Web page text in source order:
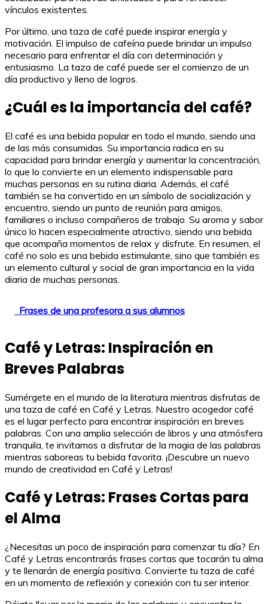
vínculos existentes.
Por último, una taza de café puede inspirar energía y
motivación. El impulso de cafeína puede brindar un impulso
necesario para enfrentar el día con determinación y
entusiasmo. La taza de café puede ser el comienzo de un
día productivo y lleno de logros.
¿Cuál es la importancia del café?
El café es una bebida popular en todo el mundo, siendo una
de las más consumidas. Su importancia radica en su
capacidad para brindar energía y aumentar la concentración,
lo que lo convierte en un elemento indispensable para
muchas personas en su rutina diaria. Además, el café
también se ha convertido en un símbolo de socialización y
encuentro, siendo un punto de reunión para amigos,
familiares o incluso compañeros de trabajo. Su aroma y sabor
único lo hacen especialmente atractivo, siendo una bebida
que acompaña momentos de relax y disfrute. En resumen, el
café no solo es una bebida estimulante, sino que también es
un elemento cultural y social de gran importancia en la vida
diaria de muchas personas.
Frases de una profesora a sus alumnos
Café y Letras: Inspiración en
Breves Palabras
Sumérgete en el mundo de la literatura mientras disfrutas de
una taza de café en Café y Letras. Nuestro acogedor café
es el lugar perfecto para encontrar inspiración en breves
palabras. Con una amplia selección de libros y una atmósfera
tranquila, te invitamos a disfrutar de la magia de las palabras
mientras saboreas tu bebida favorita. ¡Descubre un nuevo
mundo de creatividad en Café y Letras!
Café y Letras: Frases Cortas para
el Alma
¿Necesitas un poco de inspiración para comenzar tu día? En
Café y Letras encontrarás frases cortas que tocarán tu alma
y te llenarán de energía positiva. Convierte tu taza de café
en un momento de reflexión y conexión con tu ser interior.